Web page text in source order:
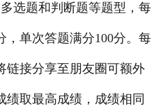
选题和判断题等题型，每
，单次答题满分100分。每
链接分享至朋友圈可额外
绩取最高成绩，成绩相同